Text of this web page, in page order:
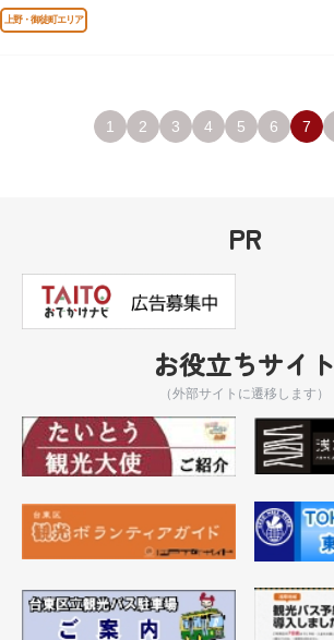
上野・御徒町エリア
1 2 3 4 5 6 7
PR
お役立ちサイト
（外部サイトに遷移します）